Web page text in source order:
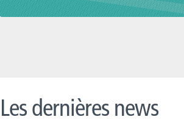
Les dernières news